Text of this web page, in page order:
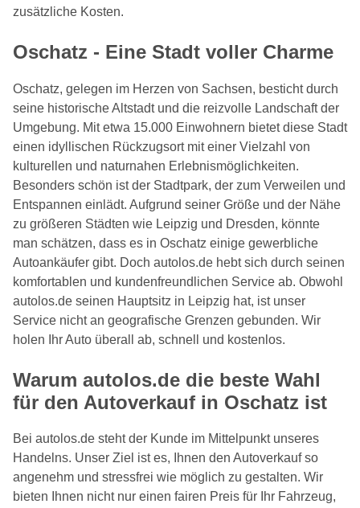
zusätzliche Kosten.
Oschatz - Eine Stadt voller Charme
Oschatz, gelegen im Herzen von Sachsen, besticht durch
seine historische Altstadt und die reizvolle Landschaft der
Umgebung. Mit etwa 15.000 Einwohnern bietet diese Stadt
einen idyllischen Rückzugsort mit einer Vielzahl von
kulturellen und naturnahen Erlebnismöglichkeiten.
Besonders schön ist der Stadtpark, der zum Verweilen und
Entspannen einlädt. Aufgrund seiner Größe und der Nähe
zu größeren Städten wie Leipzig und Dresden, könnte
man schätzen, dass es in Oschatz einige gewerbliche
Autoankäufer gibt. Doch autolos.de hebt sich durch seinen
komfortablen und kundenfreundlichen Service ab. Obwohl
autolos.de seinen Hauptsitz in Leipzig hat, ist unser
Service nicht an geografische Grenzen gebunden. Wir
holen Ihr Auto überall ab, schnell und kostenlos.
Warum autolos.de die beste Wahl
für den Autoverkauf in Oschatz ist
Bei autolos.de steht der Kunde im Mittelpunkt unseres
Handelns. Unser Ziel ist es, Ihnen den Autoverkauf so
angenehm und stressfrei wie möglich zu gestalten. Wir
bieten Ihnen nicht nur einen fairen Preis für Ihr Fahrzeug,